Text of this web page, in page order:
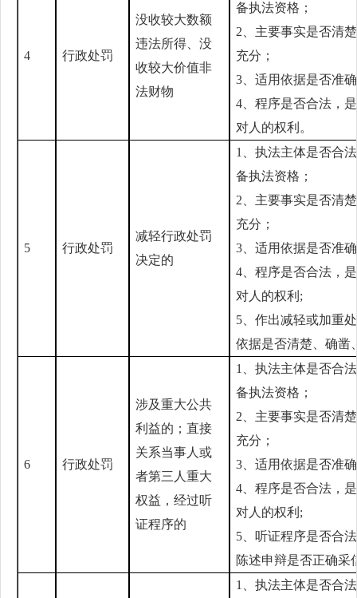
4 行政处罚
没收较大数额
违法所得、没
收较大价值非
法财物
备执法资格；
2、主要事实是否清
充分；
3、适用依据是否准
4、程序是否合法，
对人的权利。
5 行政处罚
减轻行政处罚
决定的
1、执法主体是否合
备执法资格；
2、主要事实是否清
充分；
3、适用依据是否准
4、程序是否合法，
对人的权利;
5、作出减轻或加重
依据是否清楚、确凿
6 行政处罚
涉及重大公共
利益的；直接
关系当事人或
者第三人重大
权益，经过听
证程序的
1、执法主体是否合
备执法资格；
2、主要事实是否清
充分；
3、适用依据是否准
4、程序是否合法，
对人的权利;
5、听证程序是否合
陈述申辩是否正确采
1、执法主体是否合